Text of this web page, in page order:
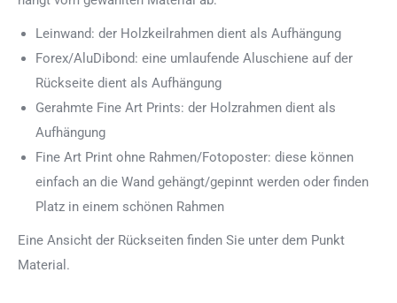
Leinwand: der Holzkeilrahmen dient als Aufhängung
Forex/AluDibond: eine umlaufende Aluschiene auf der
Rückseite dient als Aufhängung
Gerahmte Fine Art Prints: der Holzrahmen dient als
Aufhängung
Fine Art Print ohne Rahmen/Fotoposter: diese können
einfach an die Wand gehängt/gepinnt werden oder finden
Platz in einem schönen Rahmen
Eine Ansicht der Rückseiten finden Sie unter dem Punkt
Material.